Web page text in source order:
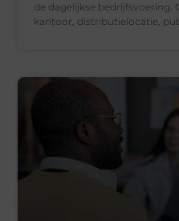
de dagelijkse bedrijfsvoering.
kantoor, distributielocatie,